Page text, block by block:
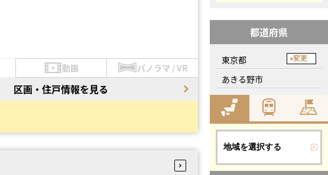
動画 パノラマ / VR
区画・住戸情報を見る
都道府県
東京都 変更
あきる野市
地域を選択する